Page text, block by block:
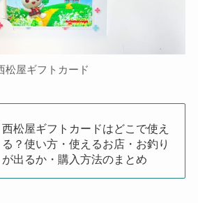
松屋ギフトカード
西松屋ギフトカードはどこで使え
る？使い方・使えるお店・お釣り
が出るか・購入方法のまとめ